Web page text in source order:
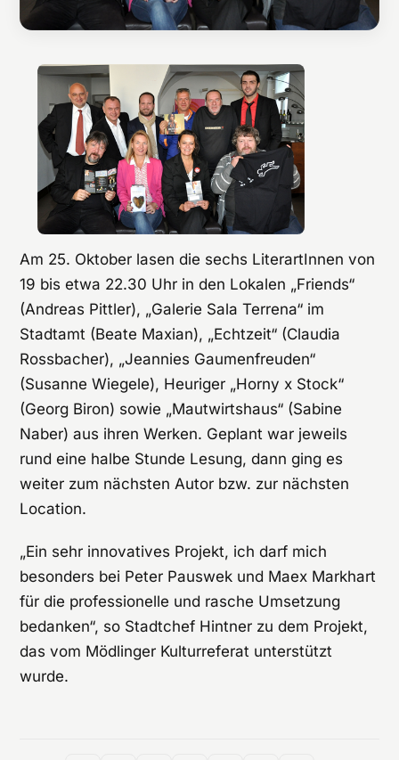
Am 25. Oktober lasen die sechs LiterartInnen von
19 bis etwa 22.30 Uhr in den Lokalen „Friends“
(Andreas Pittler), „Galerie Sala Terrena“ im
Stadtamt (Beate Maxian), „Echtzeit“ (Claudia
Rossbacher), „Jeannies Gaumenfreuden“
(Susanne Wiegele), Heuriger „Horny x Stock“
(Georg Biron) sowie „Mautwirtshaus“ (Sabine
Naber) aus ihren Werken. Geplant war jeweils
rund eine halbe Stunde Lesung, dann ging es
weiter zum nächsten Autor bzw. zur nächsten
Location.
„Ein sehr innovatives Projekt, ich darf mich
besonders bei Peter Pauswek und Maex Markhart
für die professionelle und rasche Umsetzung
bedanken“, so Stadtchef Hintner zu dem Projekt,
das vom Mödlinger Kulturreferat unterstützt
wurde.